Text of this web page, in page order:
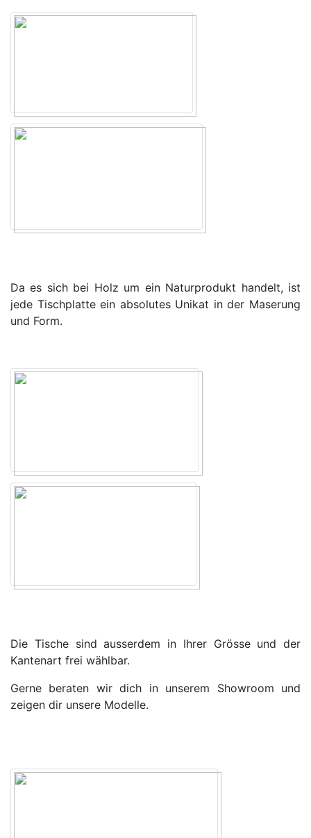
Da es sich bei Holz um ein Naturprodukt handelt, ist
jede Tischplatte ein absolutes Unikat in der Maserung
und Form.
Die Tische sind ausserdem in Ihrer Grösse und der
Kantenart frei wählbar.
Gerne beraten wir dich in unserem Showroom und
zeigen dir unsere Modelle.